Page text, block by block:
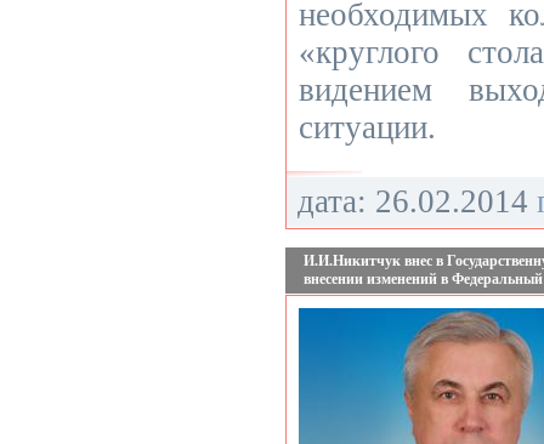
необходимых
«круглого
видением
ситуации.
дата: 26.02.2014
И.И.Никитчук внес в
внесении изменений в